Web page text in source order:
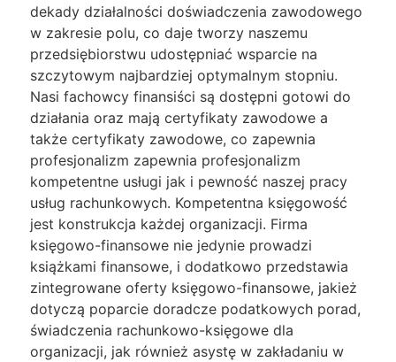
dekady działalności doświadczenia zawodowego
w zakresie polu, co daje tworzy naszemu
przedsiębiorstwu udostępniać wsparcie na
szczytowym najbardziej optymalnym stopniu.
Nasi fachowcy finansiści są dostępni gotowi do
działania oraz mają certyfikaty zawodowe a
także certyfikaty zawodowe, co zapewnia
profesjonalizm zapewnia profesjonalizm
kompetentne usługi jak i pewność naszej pracy
usług rachunkowych. Kompetentna księgowość
jest konstrukcja każdej organizacji. Firma
księgowo-finansowe nie jedynie prowadzi
książkami finansowe, i dodatkowo przedstawia
zintegrowane oferty księgowo-finansowe, jakież
dotyczą poparcie doradcze podatkowych porad,
świadczenia rachunkowo-księgowe dla
organizacji, jak również asystę w zakładaniu w